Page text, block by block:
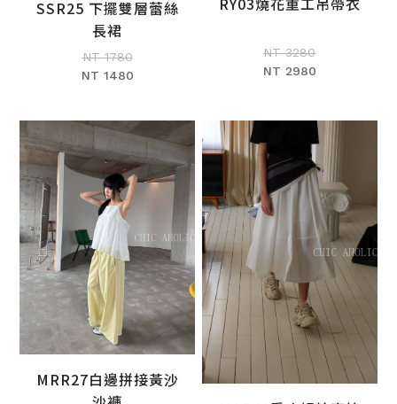
加入購物車
SSR25 下擺雙層蕾絲
長裙
NT 1780
NT 1480
NT 3280
NT 2980
加入購物車
MRR27白邊拼接黃沙